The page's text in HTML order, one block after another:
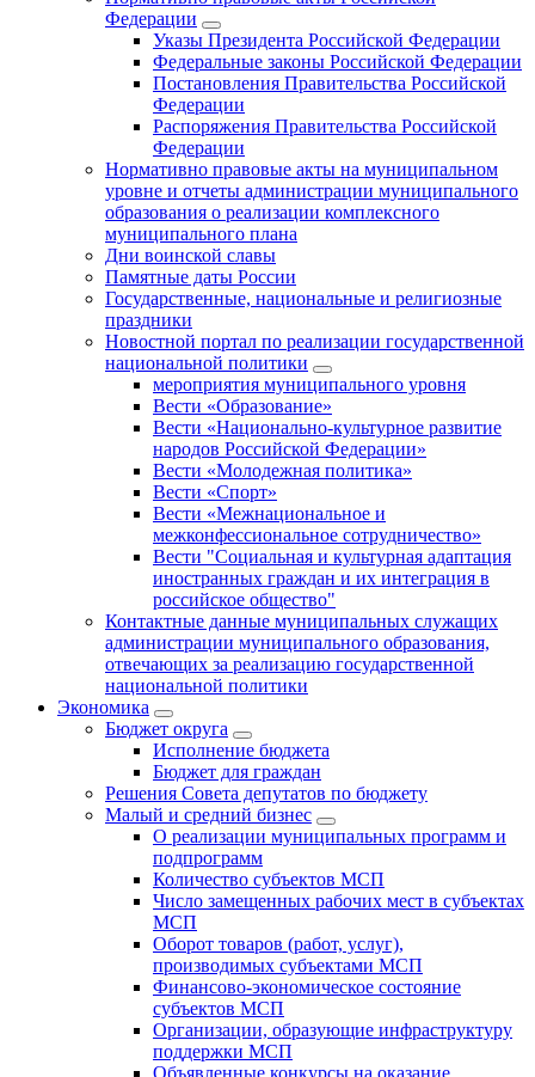
Федерации
Указы Президента Российской Федерации
Федеральные законы Российской Федерации
Постановления Правительства Российской
Федерации
Распоряжения Правительства Российской
Федерации
Нормативно правовые акты на муниципальном
уровне и отчеты администрации муниципального
образования о реализации комплексного
муниципального плана
Дни воинской славы
Памятные даты России
Государственные, национальные и религиозные
праздники
Новостной портал по реализации государственной
национальной политики
мероприятия муниципального уровня
Вести «Образование»
Вести «Национально-культурное развитие
народов Российской Федерации»
Вести «Молодежная политика»
Вести «Спорт»
Вести «Межнациональное и
межконфессиональное сотрудничество»
Вести "Социальная и культурная адаптация
иностранных граждан и их интеграция в
российское общество"
Контактные данные муниципальных служащих
администрации муниципального образования,
отвечающих за реализацию государственной
национальной политики
Экономика
Бюджет округa
Исполнение бюджета
Бюджет для граждан
Решения Совета депутатов по бюджету
Малый и средний бизнес
О реализации муниципальных программ и
подпрограмм
Количество субъектов МСП
Число замещенных рабочих мест в субъектах
МСП
Оборот товаров (работ, услуг),
производимых субъектами МСП
Финансово-экономическое состояние
субъектов МСП
Организации, образующие инфраструктуру
поддержки МСП
Объявленные конкурсы на оказание